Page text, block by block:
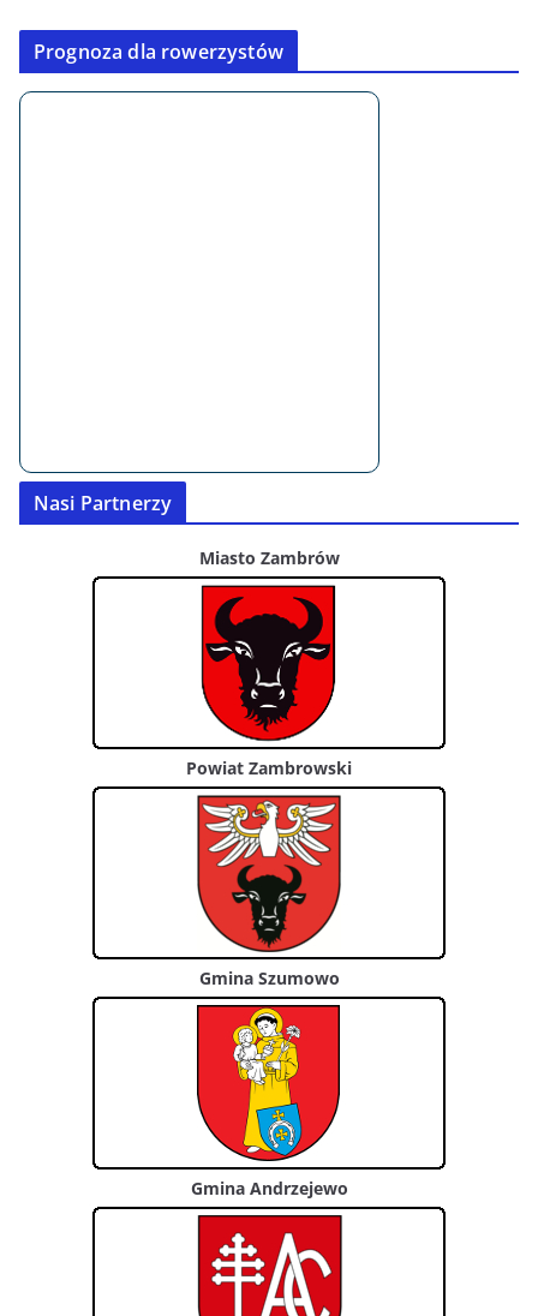
Prognoza dla rowerzystów
Nasi Partnerzy
Miasto Zambrów
Powiat Zambrowski
Gmina Szumowo
Gmina Andrzejewo